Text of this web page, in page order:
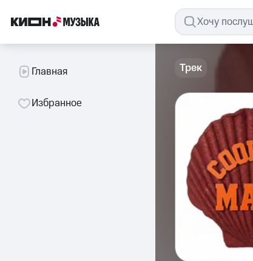
Главная
Избранное
Трек